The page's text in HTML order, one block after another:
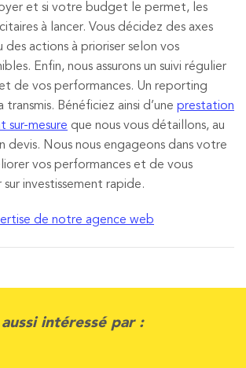
et si votre budget le permet, les
à lancer. Vous décidez des axes
des actions à prioriser selon vos
Enfin, nous assurons un suivi régulier
de vos performances. Un reporting
transmis. Bénéficiez ainsi d’une prestation
sur-mesure que nous vous détaillons, au
devis. Nous nous engageons dans votre
vos performances et de vous
investissement rapide.
de notre agence web
intéressé par :